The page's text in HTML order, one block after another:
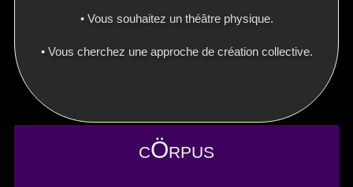
• Vous souhaitez un théâtre physique.
• Vous cherchez une approche de création collective.
cÖrpus